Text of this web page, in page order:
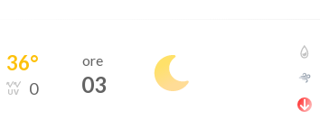
36°
0
ore
03